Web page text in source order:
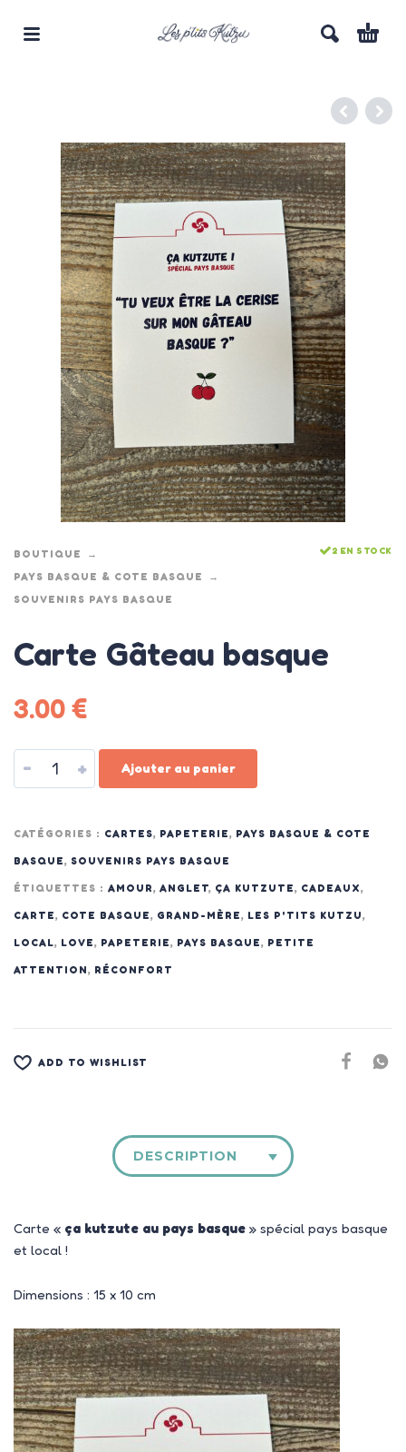
BOUTIQUE
PAYS BASQUE & COTE BASQUE
SOUVENIRS PAYS BASQUE
2 EN STOCK
Carte Gâteau basque
3.00€
- + Ajouter au panier
CATÉGORIES : CARTES, PAPETERIE, PAYS BASQUE & COTE
BASQUE, SOUVENIRS PAYS BASQUE
ÉTIQUETTES : AMOUR, ANGLET, ÇA KUTZUTE, CADEAUX,
CARTE, COTE BASQUE, GRAND-MÈRE, LES P'TITS KUTZU,
LOCAL, LOVE, PAPETERIE, PAYS BASQUE, PETITE
ATTENTION, RÉCONFORT
ADD TO WISHLIST
DESCRIPTION
Carte « ça kutzute au pays basque » spécial pays basque
et local !
Dimensions : 15 x 10 cm